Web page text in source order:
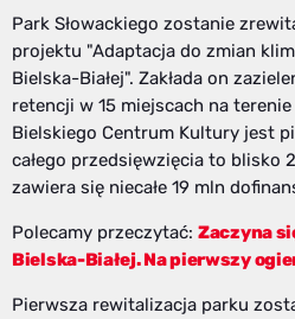
Park Słowackiego zostanie
projektu "Adaptacja do zmian
Bielska-Białej". Zakłada on
retencji w 15 miejscach na terenie
Bielskiego Centrum Kultury jest
całego przedsięwzięcia to blisko
zawiera się niecałe 19 mln
Polecamy przeczytać: Zaczyna
Bielska-Białej. Na pierwszy
Pierwsza rewitalizacja parku